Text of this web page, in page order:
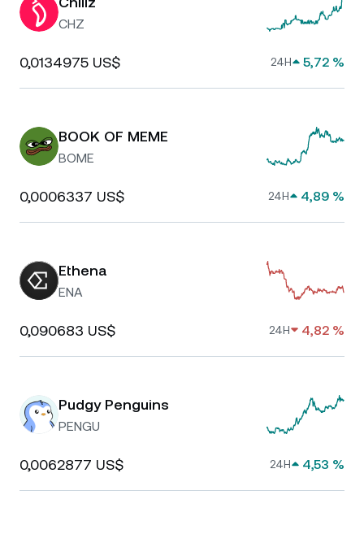
CHZ
0,0134975 US$ 24H 5,72 %
BOOK OF MEME
BOME
0,0006337 US$ 24H 4,89 %
Ethena
ENA
0,090683 US$ 24H 4,82 %
Pudgy Penguins
PENGU
0,0062877 US$ 24H 4,53 %